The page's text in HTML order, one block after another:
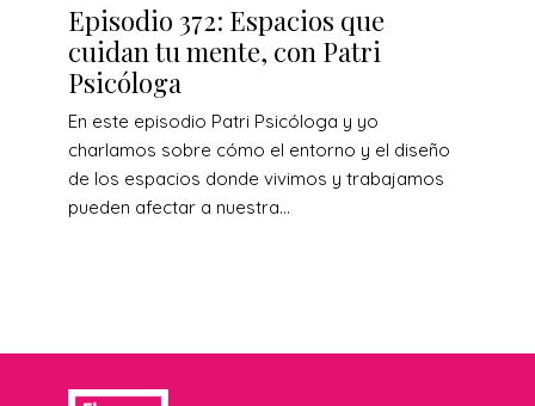
Episodio 372: Espacios que
cuidan tu mente, con Patri
Psicóloga
En este episodio Patri Psicóloga y yo
charlamos sobre cómo el entorno y el diseño
de los espacios donde vivimos y trabajamos
pueden afectar a nuestra...